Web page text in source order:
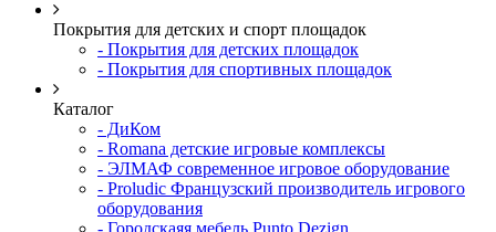
Покрытия для детских и спорт площадок
- Покрытия для детских площадок
- Покрытия для спортивных площадок
Каталог
- ДиКом
- Romana детские игровые комплексы
- ЭЛМАФ современное игровое оборудование
- Proludic Французский производитель игрового
оборудования
- Городскаяя мебель Punto Dezign